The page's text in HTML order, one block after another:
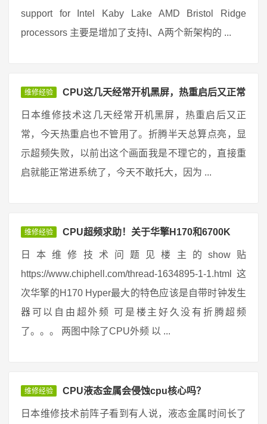
support for Intel Kaby Lake AMD Bristol Ridge
processors 主要是增加了支持I、A两个新架构的 ...
维修经验 CPU这几天经常开机黑屏，热重启后又正常
日本维修技术这几天经常开机黑屏，热重启后又正
常，今天热重启也不管用了。折腾半天总算点亮，显
示超频失败，以前出这个画面我是不理它的，直接重
启就能正常进系统了，今天不敢托大，因为 ...
维修经验 CPU超频求助！关于华擎H170和6700K
日本维修技术问题见楼主的show贴
https://www.chiphell.com/thread-1634895-1-1.html 这
次华擎的H170 Hyper最大的特色应该是自带时钟发生
器可以自由超外频 可是楼主好久没有折腾超频
了。。。 两图中除了CPU外频 以 ...
维修经验 CPU液态金属会侵蚀cpu核心吗？
日本维修技术前阵子看到有人说，液态金属时间长了